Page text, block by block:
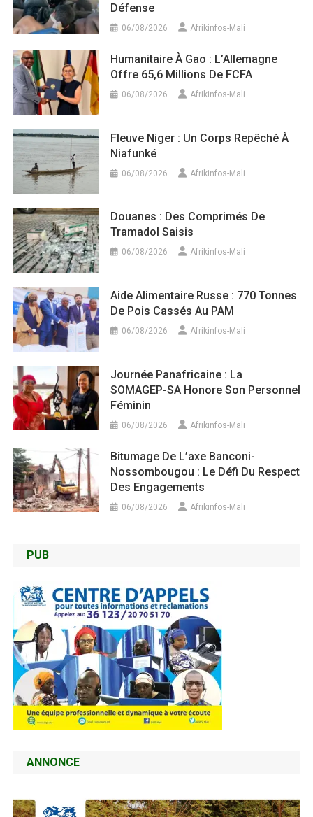
Défense
06/08/2026 Afrikinfos-Mali
Humanitaire À Gao : L’Allemagne
Offre 65,6 Millions De FCFA
06/08/2026 Afrikinfos-Mali
Fleuve Niger : Un Corps Repêché À
Niafunké
06/08/2026 Afrikinfos-Mali
Douanes : Des Comprimés De
Tramadol Saisis
06/08/2026 Afrikinfos-Mali
Aide Alimentaire Russe : 770 Tonnes
De Pois Cassés Au PAM
06/08/2026 Afrikinfos-Mali
Journée Panafricaine : La
SOMAGEP-SA Honore Son Personnel
Féminin
06/08/2026 Afrikinfos-Mali
Bitumage De L’axe Banconi-
Nossombougou : Le Défi Du Respect
Des Engagements
06/08/2026 Afrikinfos-Mali
PUB
ANNONCE